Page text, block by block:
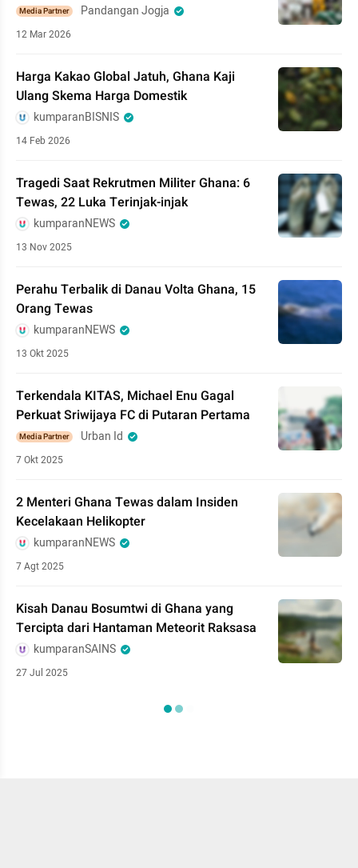
Media Partner Pandangan Jogja
12 Mar 2026
Harga Kakao Global Jatuh, Ghana Kaji
Ulang Skema Harga Domestik
kumparanBISNIS
14 Feb 2026
Tragedi Saat Rekrutmen Militer Ghana: 6
Tewas, 22 Luka Terinjak-injak
kumparanNEWS
13 Nov 2025
Perahu Terbalik di Danau Volta Ghana, 15
Orang Tewas
kumparanNEWS
13 Okt 2025
Terkendala KITAS, Michael Enu Gagal
Perkuat Sriwijaya FC di Putaran Pertama
Media Partner Urban Id
7 Okt 2025
2 Menteri Ghana Tewas dalam Insiden
Kecelakaan Helikopter
kumparanNEWS
7 Agt 2025
Kisah Danau Bosumtwi di Ghana yang
Tercipta dari Hantaman Meteorit Raksasa
kumparanSAINS
27 Jul 2025